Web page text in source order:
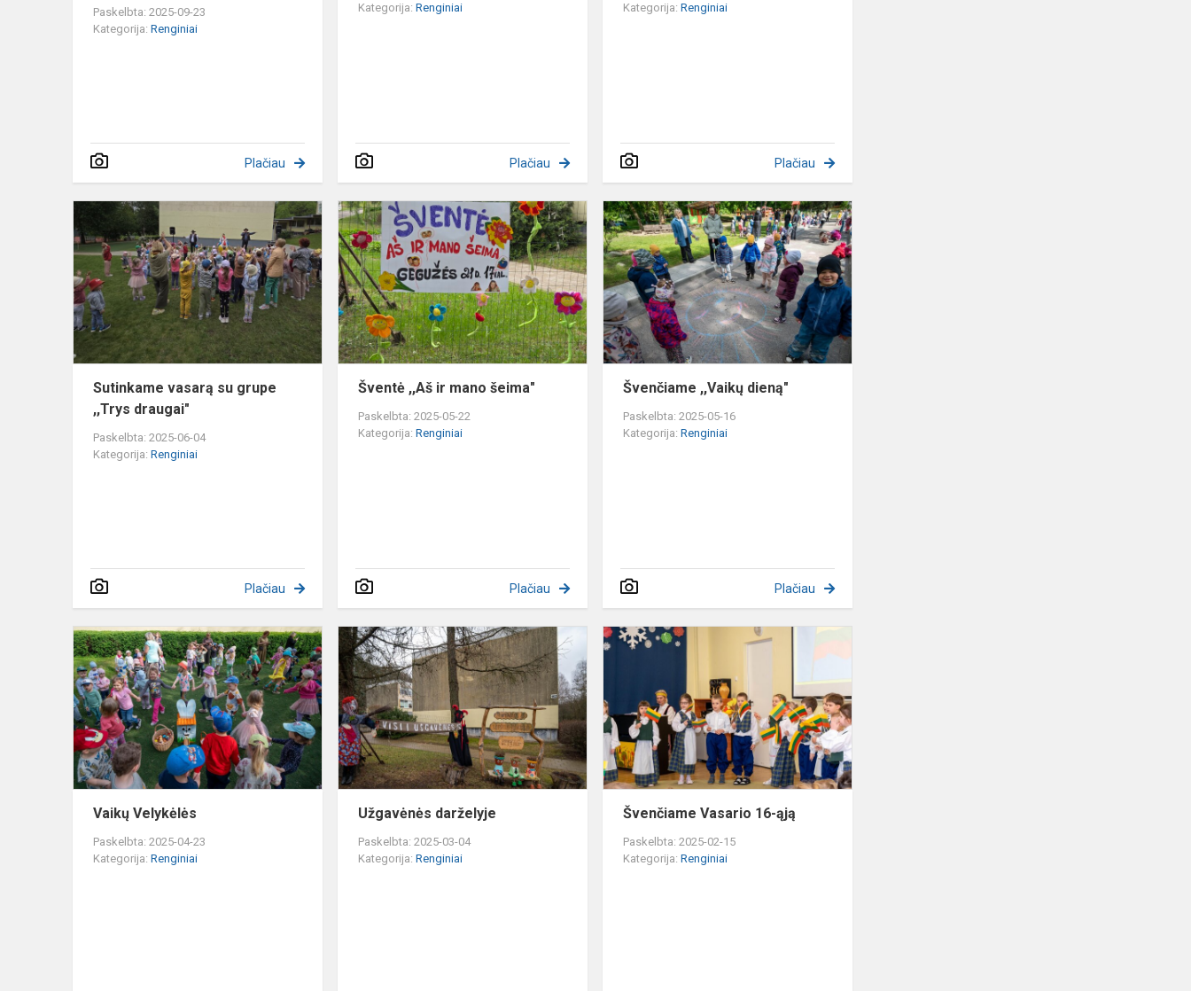
Paskelbta: 2025-09-23
Kategorija: Renginiai
Plačiau
Kategorija:Renginiai
Plačiau
Kategorija:Renginiai
Plačiau
Sutinkame
vasarą
su
grupe
,,Trys
draugai"
Sutinkame vasarą su grupe
,,Trys draugai"
Paskelbta: 2025-06-04
Kategorija: Renginiai
Plačiau
Šventė
,,Aš
ir
mano
šeima"
Šventė ,,Aš ir mano šeima"
Paskelbta: 2025-05-22
Kategorija:Renginiai
Plačiau
Švenčiame
,,Vaikų
dieną"
Švenčiame ,,Vaikų dieną"
Paskelbta: 2025-05-16
Kategorija:Renginiai
Plačiau
Vaikų
Velykėlės
Vaikų Velykėlės
Paskelbta: 2025-04-23
Kategorija: Renginiai
Užgavėnės
darželyje
Užgavėnės darželyje
Paskelbta: 2025-03-04
Kategorija:Renginiai
Vasario
16-
ąją
Švenčiame Vasario 16-ąją
Paskelbta: 2025-02-15
Kategorija:Renginiai